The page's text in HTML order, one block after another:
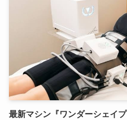
最新マシン『ワンダーシェイ